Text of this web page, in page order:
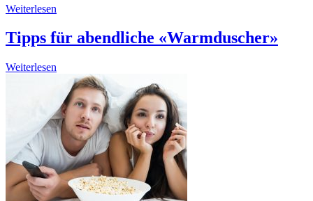
Weiterlesen
Tipps für abendliche «Warmduscher»
Weiterlesen